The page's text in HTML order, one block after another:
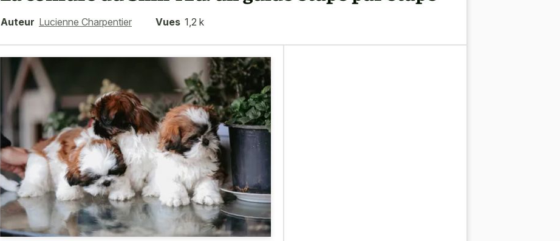
Auteur Lucienne Charpentier Vues 1,2 k